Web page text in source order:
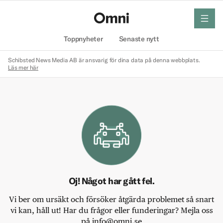
Toppnyheter Senaste nytt
meny
Schibsted News Media AB är ansvarig för dina data på denna webbplats.
Läs mer här
Oj! Något har gått fel.
Vi ber om ursäkt och försöker åtgärda problemet så snart
vi kan, håll ut! Har du frågor eller funderingar? Mejla oss